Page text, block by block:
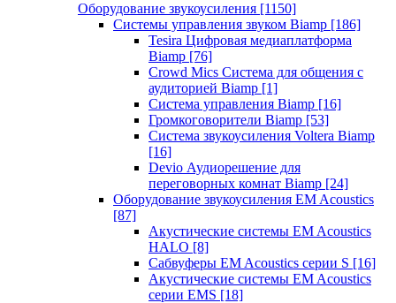
Оборудование звукоусиления [1150]
Системы управления звуком Biamp [186]
Tesira Цифровая медиаплатформа
Biamp [76]
Crowd Mics Система для общения с
аудиторией Biamp [1]
Система управления Biamp [16]
Громкоговорители Biamp [53]
Система звукоусиления Voltera Biamp
[16]
Devio Аудиорешение для
переговорных комнат Biamp [24]
Оборудование звукоусиления EM Acoustics
[87]
Акустические системы EM Acoustics
HALO [8]
Сабвуферы EM Acoustics серии S [16]
Акустические системы EM Acoustics
серии EMS [18]